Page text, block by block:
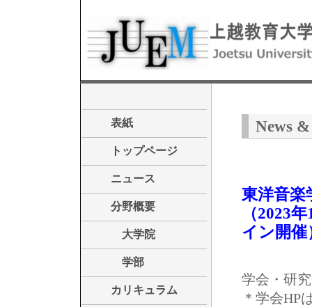
表紙
トップページ
ニュース
分野概要
大学院
学部
カリキュラム
News
東洋音楽
（2023
イン開催
学会・研
＊学会HP